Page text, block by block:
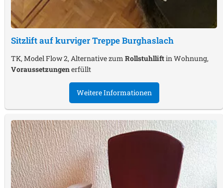
Sitzlift auf kurviger TreppeBurghaslach
TK, Model Flow 2, Alternative zum Rollstuhlliftin Wohnung,
Voraussetzungenerfüllt
Weitere Informationen